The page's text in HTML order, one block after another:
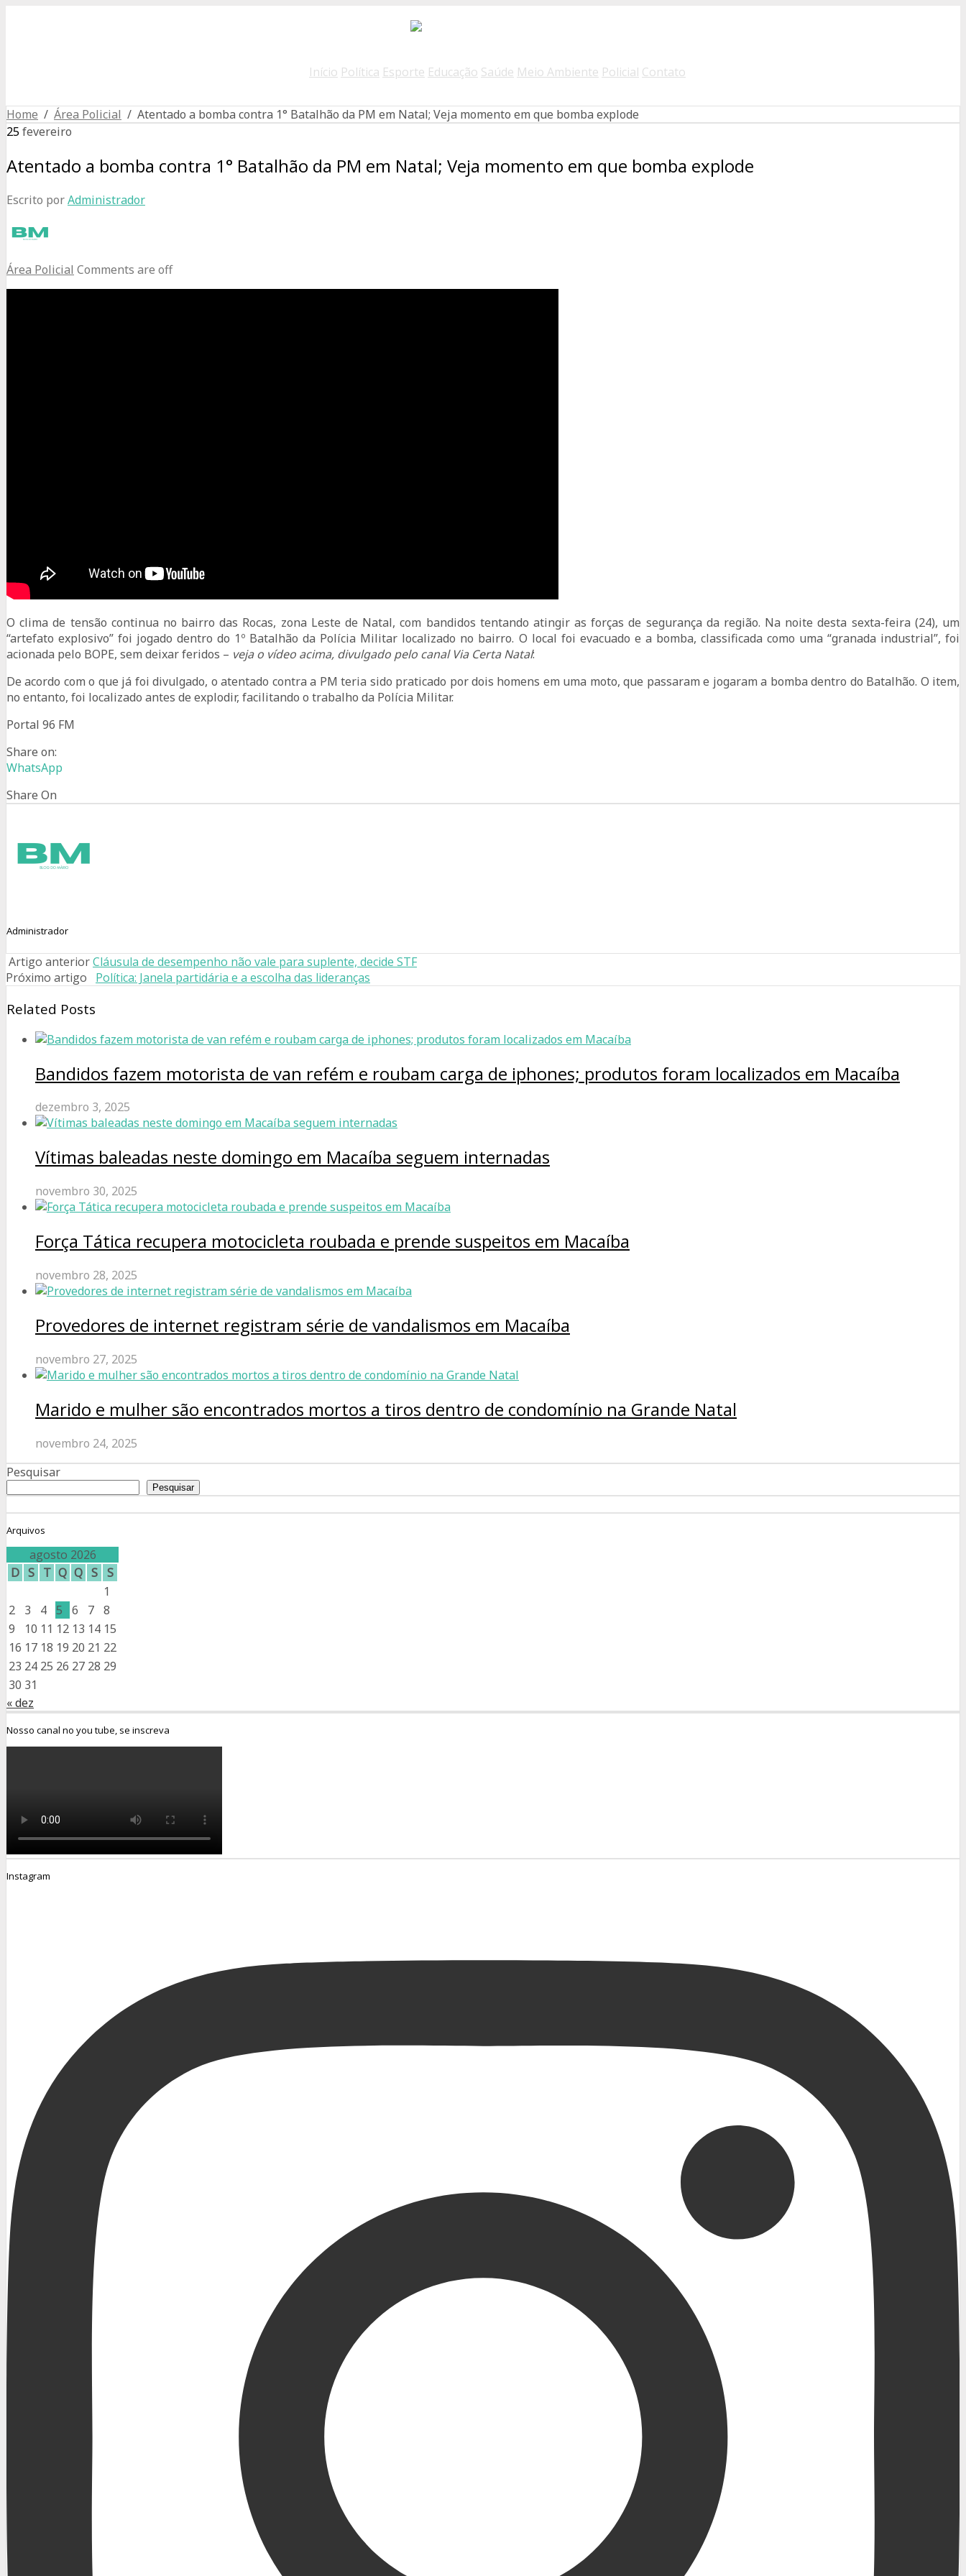
Início Política Esporte Educação Saúde Meio Ambiente Policial Contato
Home / Área Policial / Atentado a bomba contra 1° Batalhão da PM em Natal; Veja momento em que bomba explode
25fevereiro
Atentado a bomba contra 1° Batalhão da PM em Natal; Veja momento em que bomba explode
Escrito porAdministrador
Área Policial Comments are off
O clima de tensão continua no bairro das Rocas, zona Leste de Natal, com bandidos tentando atingir as forças de segurança da região. Na noite desta sexta-feira (24), um
“artefato explosivo” foi jogado dentro do 1º Batalhão da Polícia Militar localizado no bairro. O local foi evacuado e a bomba, classificada como uma “granada industrial”, foi
acionada pelo BOPE, sem deixar feridos – veja o vídeo acima, divulgado pelo canal Via Certa Natal:
De acordo com o que já foi divulgado, o atentado contra a PM teria sido praticado por dois homens em uma moto, que passaram e jogaram a bomba dentro do Batalhão. O item,
no entanto, foi localizado antes de explodir, facilitando o trabalho da Polícia Militar.
Portal 96 FM
Share on:
WhatsApp
Share On
Administrador
Artigo anteriorCláusula de desempenho não vale para suplente, decide STF
Próximo artigo
Política: Janela partidária e a escolha das lideranças
Related Posts
Bandidos fazem motorista de van refém e roubam carga de iphones; produtos foram localizados em Macaíba
dezembro 3, 2025
Vítimas baleadas neste domingo em Macaíba seguem internadas
novembro 30, 2025
Força Tática recupera motocicleta roubada e prende suspeitos em Macaíba
novembro 28, 2025
Provedores de internet registram série de vandalismos em Macaíba
novembro 27, 2025
Marido e mulher são encontrados mortos a tiros dentro de condomínio na Grande Natal
novembro 24, 2025
Pesquisar
Pesquisar
Arquivos
agosto 2026
D S T Q Q S
S
1
2
3 4 5 6 7 8
9
10 11 12 13 14 15
16 17 18 19 20 21 22
23 24 25 26 27 28 29
30 31
« dez
Nosso canal no you tube, se inscreva
Instagram